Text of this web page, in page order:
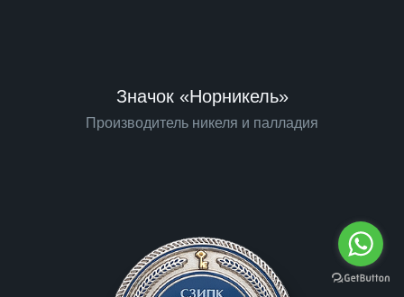
Значок «Норникель»
Производитель никеля и палладия